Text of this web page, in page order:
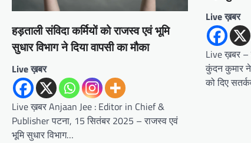
हड़ताली संविदा कर्मियों को राजस्व एवं भूमि
सुधार विभाग ने दिया वापसी का मौका
Live ख़बर
Live ख़बर Anjaan Jee : Editor in Chief &
Publisher पटना, 15 सितंबर 2025 – राजस्व एवं
भूमि सुधार विभाग…
Live ख़बर
Live ख़बर –
कुंदन कुमार ने
को दिए